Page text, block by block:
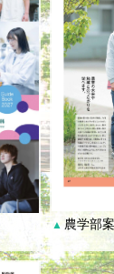
▲ 農学部